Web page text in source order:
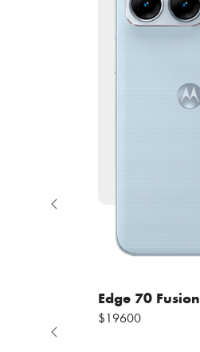
Edge 70 Fusion
$19600